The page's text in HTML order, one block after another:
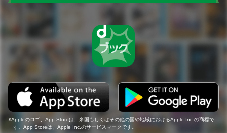
Appleのロゴ、App Storeは、米国もしくはその他の国や地域におけるApple Inc.の商標で
す。App Storeは、Apple Inc.のサービスマークです。